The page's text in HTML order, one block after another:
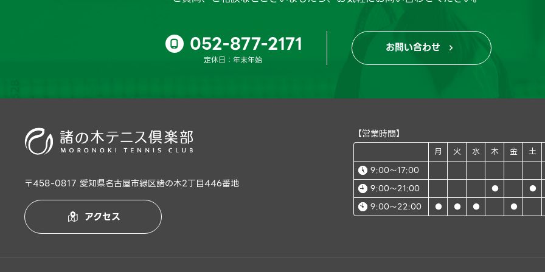
 052-877-2171
定休日：年末年始
お問い合わせ 
〒458-0817 愛知県名古屋市緑区諸の木2丁目446番地
 アクセス
【営業時間】
月 火 水 木 金
土
9:00～17:00
9:00～21:00
● ●
9:00～22:00 ● ● ● ●